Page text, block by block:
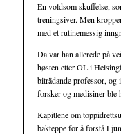
En voldsom skuffelse,
treningsiver. Men
med et rutinemessig
Da var han allerede på
høsten etter OL i
biträdande professor,
forsker og medisiner ble
Kapitlene om
bakteppe for å forstå